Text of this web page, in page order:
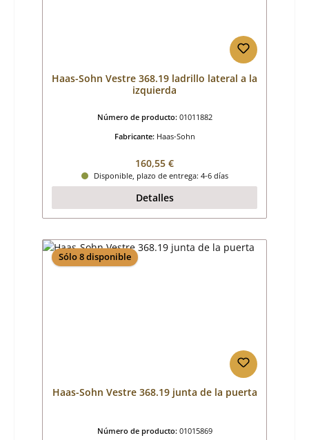
Haas-Sohn Vestre 368.19 ladrillo lateral a la
izquierda
Número de producto: 01011882
Fabricante: Haas-Sohn
Precio normal:
160,55 €
Disponible, plazo de entrega: 4-6 días
Detalles
Sólo 8 disponible
Haas-Sohn Vestre 368.19 junta de la puerta
Número de producto: 01015869